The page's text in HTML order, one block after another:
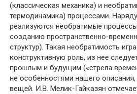
(классическая механика) и
термодинамика) процессами.
реализуются необратимые
созданию пространственно-
структур). Такая необратимость
конструктивную роль, из нее
прошлым и будущим («стрела
не особенностями нашего
вещей. И.В. Мелик-Гайказян